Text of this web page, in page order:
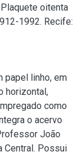
Plaquete oitenta
1992. Recife:
papel linho, em
horizontal,
como
o acervo
João
Central. Possui